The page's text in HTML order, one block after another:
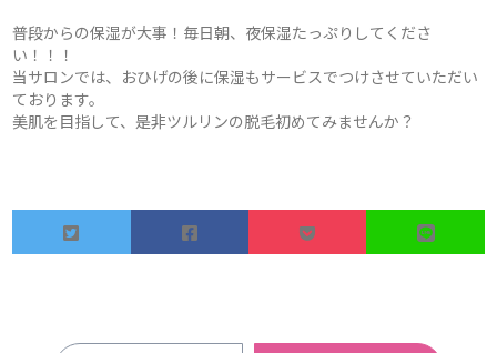
普段からの保湿が大事！毎日朝、夜保湿たっぷりしてくださ
い！！！
当サロンでは、おひげの後に保湿もサービスでつけさせていただい
ております。
美肌を目指して、是非ツルリンの脱毛初めてみませんか？